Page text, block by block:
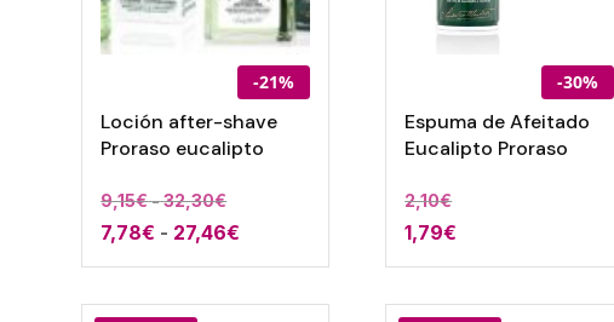
-21%
Loción after-shave
Proraso eucalipto
9,15€-32,30€Rango
de
precios:
7,78€ - 27,46€
de
-30%
Espuma de Afeitado
Eucalipto Proraso
2,10€
1,79€